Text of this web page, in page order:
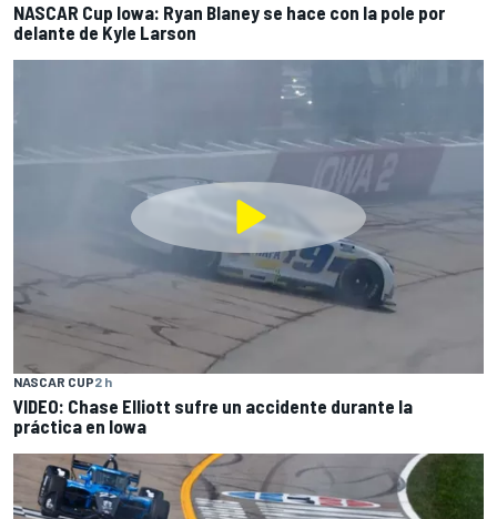
NASCAR Cup Iowa: Ryan Blaney se hace con la pole por
delante de Kyle Larson
NASCAR CUP2 h
VIDEO: Chase Elliott sufre un accidente durante la
práctica en Iowa